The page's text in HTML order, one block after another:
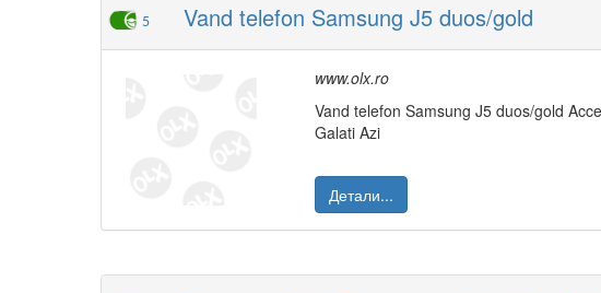
5 Vand telefon Samsung J5 duos/gold
www.olx.ro
Vand telefon Samsung J5 duos/gold
Galati Azi
Детали...